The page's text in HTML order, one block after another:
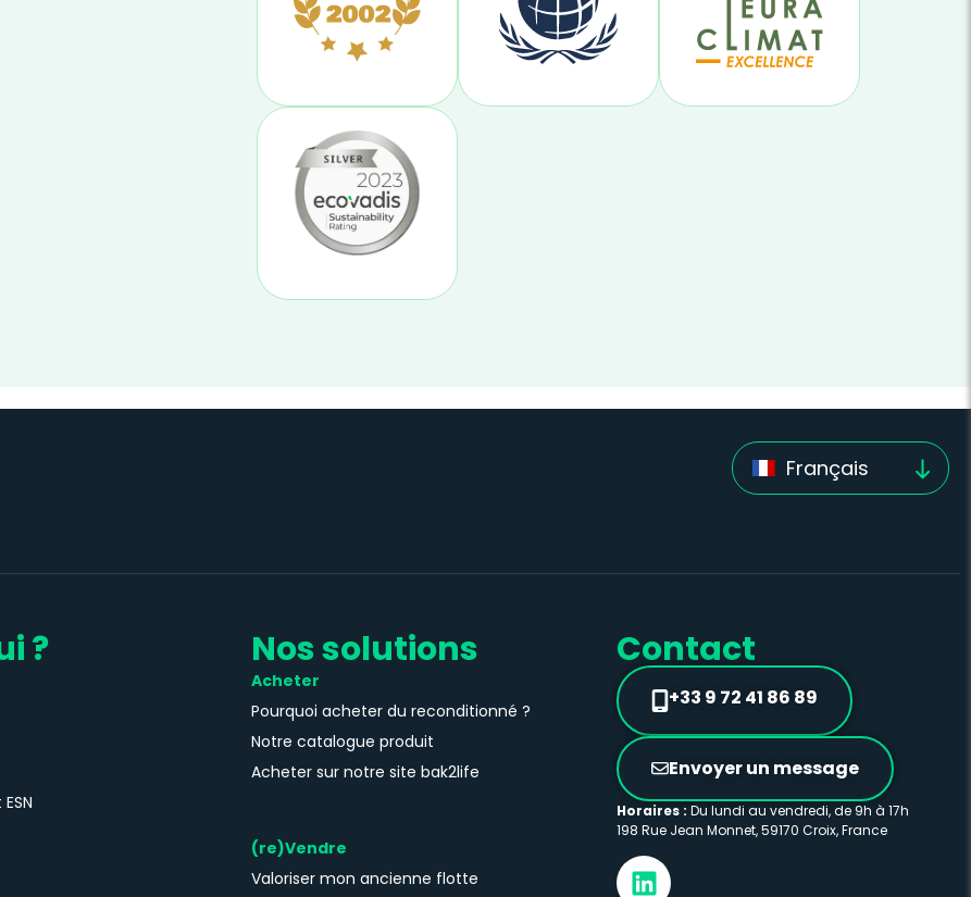
Français
? Nos solutions
Acheter
Pourquoi acheter du reconditionné ?
Notre catalogue produit
Acheter sur notre site bak2life
(re)Vendre
Valoriser mon ancienne flotte
Contact
+33 9 72 41 86 89
Envoyer un message
Horaires : Du lundi au vendredi, de 9h à 17h
198 Rue Jean Monnet, 59170 Croix, France